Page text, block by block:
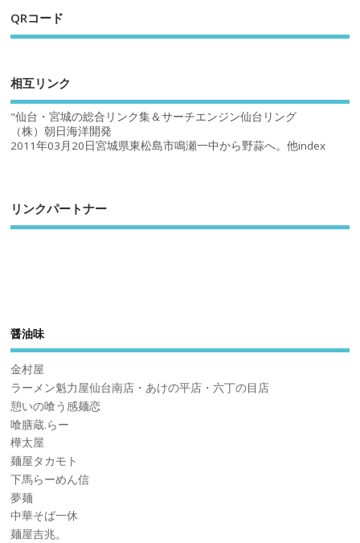
QRコード
相互リンク
"仙台・宮城の総合リンク集＆サーチエンジン仙台リング
（株）朝日海洋開発
2011年03月20日宮城県東松島市鳴瀬一中から野蒜へ。他index
リンクパートナー
醤油味
金村屋
ラーメン魁力屋仙台南店・あけの平店・六丁の目店
憩いの喰う感麺恋
喰膳蔵.らー
樺太屋
麺屋タカモト
下馬らーめん信
夢麺
中華そば一休
麺屋吉兆。